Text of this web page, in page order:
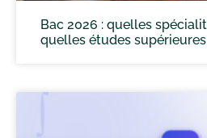
Bac 2026 : quelles
quelles études supérieures